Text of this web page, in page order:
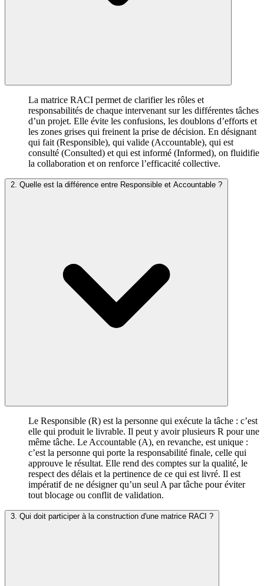
La matrice RACI permet de clarifier les rôles et
responsabilités de chaque intervenant sur les différentes tâches
d’un projet. Elle évite les confusions, les doublons d’efforts et
les zones grises qui freinent la prise de décision. En désignant
qui fait (Responsible), qui valide (Accountable), qui est
consulté (Consulted) et qui est informé (Informed), on fluidifie
la collaboration et on renforce l’efficacité collective.
2. Quelle est la différence entre Responsible et Accountable ?
Le Responsible (R) est la personne qui exécute la tâche : c’est
elle qui produit le livrable. Il peut y avoir plusieurs R pour une
même tâche. Le Accountable (A), en revanche, est unique :
c’est la personne qui porte la responsabilité finale, celle qui
approuve le résultat. Elle rend des comptes sur la qualité, le
respect des délais et la pertinence de ce qui est livré. Il est
impératif de ne désigner qu’un seul A par tâche pour éviter
tout blocage ou conflit de validation.
3. Qui doit participer à la construction d'une matrice RACI ?